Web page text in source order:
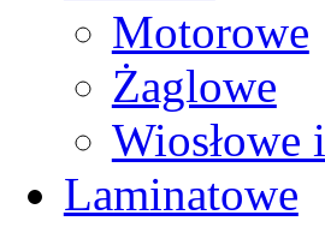
Motorowe
Żaglowe
Wiosłowe
Laminatowe